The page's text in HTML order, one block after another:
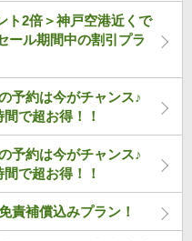
ト2倍＞神戸空港近くで
ール期間中の割引プラ
予約は今がチャンス♪
で超お得！！
予約は今がチャンス♪
で超お得！！
責補償込みプラン！